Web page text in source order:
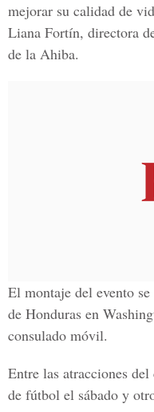
mejorar su calidad de
Liana Fortín, directora
de la Ahiba.
El montaje del evento
de Honduras en
consulado móvil.
Entre las atracciones
de fútbol el sábado y